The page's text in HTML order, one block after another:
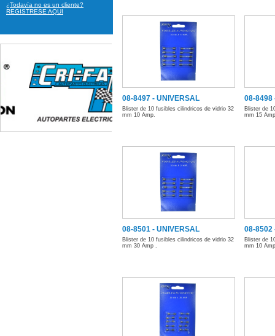
¿Todavía no es un cliente?
REGISTRESE AQUI
08-8497 - UNIVERSAL
Blister de 10 fusibles cilindricos de vidrio 32
mm 10 Amp.
08-8498
Blister de
mm 15
08-8501 - UNIVERSAL
Blister de 10 fusibles cilindricos de vidrio 32
mm 30 Amp .
08-8502
Blister de
mm 10